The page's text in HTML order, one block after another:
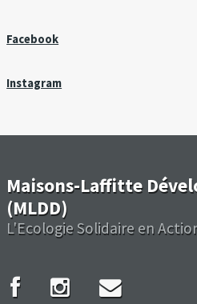
Facebook
Instagram
Maisons-Laffitte
(MLDD)
L'Ecologie Solidaire en